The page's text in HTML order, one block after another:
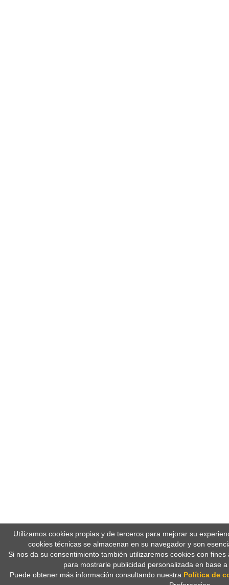
Utilizamos cookies propias y de terceros para mejorar su
cookies técnicas se almacenan en su navegador y son
Si nos da su consentimiento también utilizaremos cookies con
para mostrarle publicidad personalizada en base
Puede obtener más información consultando nuestra Política de